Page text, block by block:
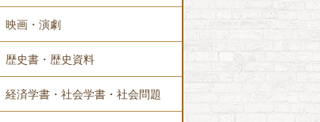
映画・演劇
歴史書・歴史資料
経済学書・社会学書・社会問題